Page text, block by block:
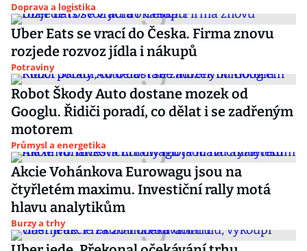
Doprava a logistika
Uber Eats se vrací do Česka. Firma znovu
rozjede rozvoz jídla i nákupů
Potraviny
Robot Škody Auto dostane mozek od
Googlu. Řidiči poradí, co dělat i se zadřeným
motorem
Průmysl a energetika
Akcie Vohánkova Eurowagu jsou na
čtyřletém maximu. Investiční rally motá
hlavu analytikům
Burzy a trhy